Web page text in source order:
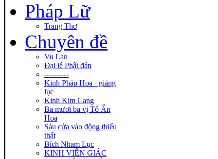
Pháp Lữ
Trang Thơ
Chuyên đề
Vu Lan
Đại lễ Phật đản
----------
Kinh Pháp Hoa - giảng
lục
Kinh Kim Cang
Ba mươi ba vị Tổ Ấn
Hoa
Sáu cửa vào động thiếu
thất
Bích Nham Lục
KINH VIÊN GIÁC